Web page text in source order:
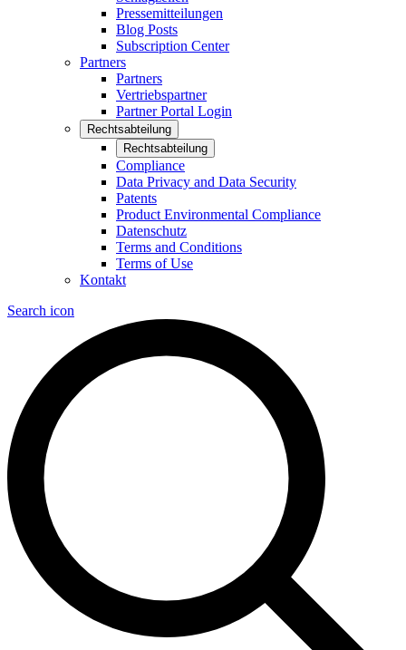
Pressemitteilungen
Blog Posts
Subscription Center
Partners
Partners
Vertriebspartner
Partner Portal Login
Rechtsabteilung
Rechtsabteilung
Compliance
Data Privacy and Data Security
Patents
Product Environmental Compliance
Datenschutz
Terms and Conditions
Terms of Use
Kontakt
Search icon